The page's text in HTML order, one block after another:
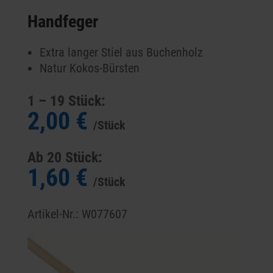
Handfeger
Extra langer Stiel aus Buchenholz
Natur Kokos-Bürsten
1 – 19 Stück:
2,00 € /Stück
Ab 20 Stück:
1,60 € /Stück
Artikel-Nr.: W077607